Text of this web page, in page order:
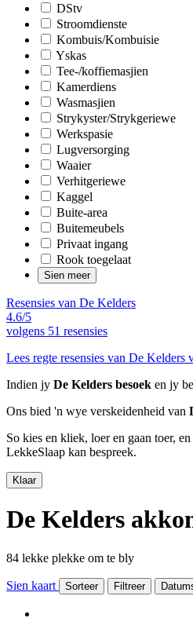
DStv
Stroomdienste
Kombuis/Kombuisie
Yskas
Tee-/koffiemasjien
Kamerdiens
Wasmasjien
Strykyster/Strykgeriewe
Werkspasie
Lugversorging
Waaier
Verhitgeriewe
Kaggel
Buite-area
Buitemeubels
Privaat ingang
Rook toegelaat
Sien meer
Resensies van De Kelders
4.6/5
volgens 51 resensies
Lees regte resensies van De Kelders
Indien jy De Kelders besoek en jy
Ons bied 'n wye verskeidenheid van
So kies en kliek, loer en gaan toer,
LekkeSlaap kan bespreek.
Klaar
De Kelders
84 lekke plekke om te bly
Sien kaart Sorteer Filtreer